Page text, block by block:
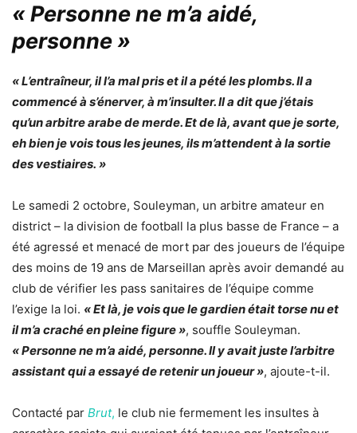
« Personne ne m’a aidé,
personne »
« L’entraîneur, il l’a mal pris et il a pété les plombs. Il a
commencé à s’énerver, à m’insulter. Il a dit que j’étais
qu’un arbitre arabe de merde. Et de là, avant que je sorte,
eh bien je vois tous les jeunes, ils m’attendent à la sortie
des vestiaires. »
Le samedi 2 octobre, Souleyman, un arbitre amateur en
district – la division de football la plus basse de France – a
été agressé et menacé de mort par des joueurs de l’équipe
des moins de 19 ans de Marseillan après avoir demandé au
club de vérifier les pass sanitaires de l’équipe comme
l’exige la loi. « Et là, je vois que le gardien était torse nu et
il m’a craché en pleine figure », souffle Souleyman.
« Personne ne m’a aidé, personne. Il y avait juste l’arbitre
assistant qui a essayé de retenir un joueur », ajoute-t-il.
Contacté par Brut, le club nie fermement les insultes à